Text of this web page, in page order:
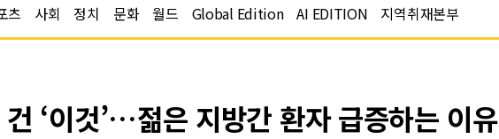
츠 사회 정치 문화 월드 Global Edition AI EDITION 지역취재본부
‘이것’…젊은 지방간 환자 급증하는 이유